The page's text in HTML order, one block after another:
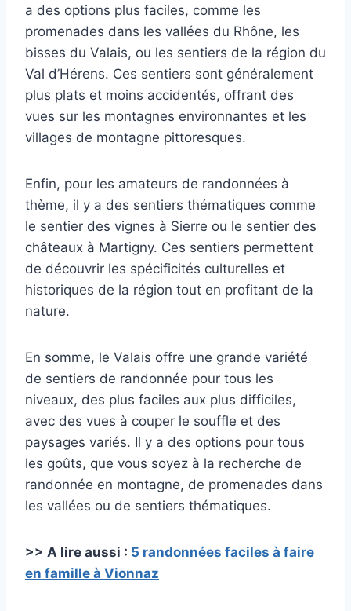
a des options plus faciles, comme les
promenades dans les vallées du Rhône, les
bisses du Valais, ou les sentiers de la région du
Val d’Hérens. Ces sentiers sont généralement
plus plats et moins accidentés, offrant des
vues sur les montagnes environnantes et les
villages de montagne pittoresques.
Enfin, pour les amateurs de randonnées à
thème, il y a des sentiers thématiques comme
le sentier des vignes à Sierre ou le sentier des
châteaux à Martigny. Ces sentiers permettent
de découvrir les spécificités culturelles et
historiques de la région tout en profitant de la
nature.
En somme, le Valais offre une grande variété
de sentiers de randonnée pour tous les
niveaux, des plus faciles aux plus difficiles,
avec des vues à couper le souffle et des
paysages variés. Il y a des options pour tous
les goûts, que vous soyez à la recherche de
randonnée en montagne, de promenades dans
les vallées ou de sentiers thématiques.
>> A lire aussi : 5 randonnées faciles à faire
en famille à Vionnaz